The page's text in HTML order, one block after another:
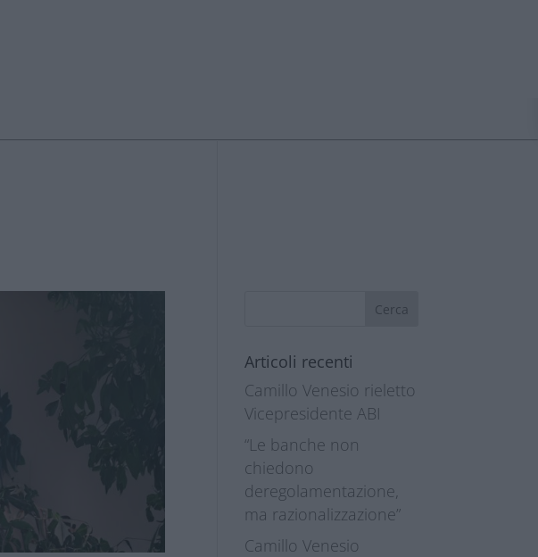
Articoli recenti
Camillo Venesio rieletto
Vicepresidente ABI
“Le banche non
chiedono
deregolamentazione,
ma razionalizzazione”
Camillo Venesio